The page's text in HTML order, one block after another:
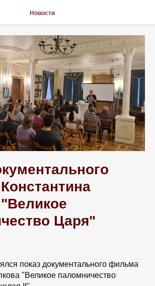
Новости
Царя"
показ документального фильма
"Великое паломничество